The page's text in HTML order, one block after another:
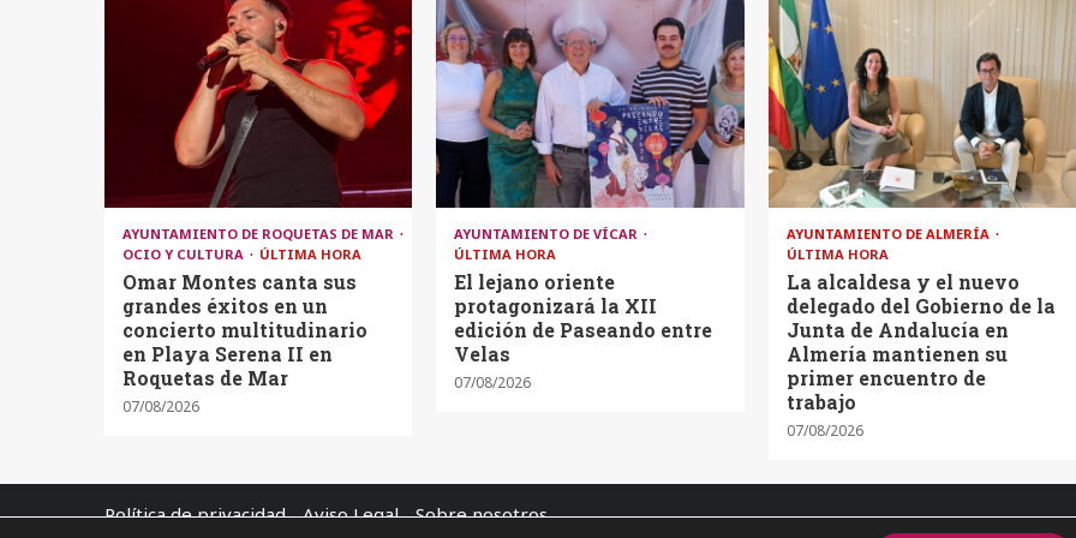
AYUNTAMIENTO DE ROQUETAS DE MAR
OCIO Y CULTURA
ÚLTIMA HORA
Omar Montes canta sus
grandes éxitos en un
concierto multitudinario
en Playa Serena II en
Roquetas de Mar
07/08/2026
AYUNTAMIENTO DE VÍCAR
ÚLTIMA HORA
El lejano oriente
protagonizará la XII
edición de Paseando entre
Velas
07/08/2026
AYUNTAMIENTO DE ALMERÍA
ÚLTIMA HORA
La alcaldesa y el nuevo
delegado del Gobierno de la
Junta de Andalucía en
Almería mantienen su
primer encuentro de
trabajo
07/08/2026
Política de privacidad Aviso Legal Sobre nosotros